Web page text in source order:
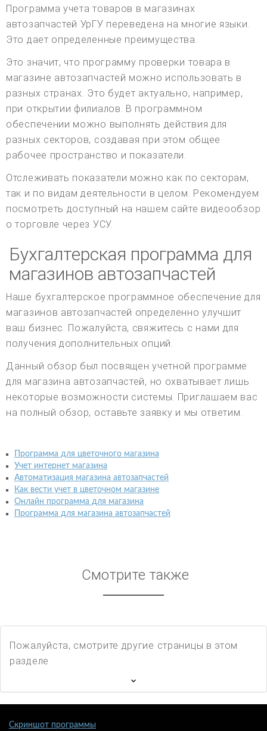
Программа учета товаров в магазинах
автозапчастей УрГУ переведена на многие языки.
Это дает определенные преимущества.
Это значит, что программу проверки товара в
магазине автозапчастей можно использовать в
разных странах. Это будет актуально, например,
при открытии филиалов. В программном
обеспечении можно выполнять действия для
разных секторов, создавая при этом общее
рабочее пространство и показатели.
Отслеживать показатели можно как по секторам,
так и по видам деятельности в целом. Рекомендуем
посмотреть доступный на нашем сайте видеообзор
о торговле через УСУ.
Бухгалтерская программа для
магазинов автозапчастей
Наше бухгалтерское программное обеспечение для
магазинов автозапчастей определенно улучшит
ваш бизнес. Пожалуйста, свяжитесь с нами для
получения дополнительных опций.
Данный обзор был посвящен учетной программе
для магазина автозапчастей, но охватывает лишь
некоторые возможности системы. Приглашаем вас
на полный обзор, оставьте заявку и мы ответим.
Программа для цветочного магазина
Учет интернет магазина
Автоматизация магазина автозапчастей
Как вести учет в цветочном магазине
Онлайн программа для магазина
Программа для магазина автозапчастей
Смотрите также
Пожалуйста, смотрите другие страницы в этом
разделе
Скриншот программы